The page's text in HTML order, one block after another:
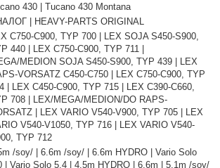
430 | Tucano 430 Montana
| HEAVY-PARTS ORIGINAL
C750-C900, TYP 700 | LEX SOJA S450-S900,
440 | LEX C750-C900, TYP 711 |
MEDION SOJA S450-S900, TYP 439 | LEX
VORSATZ C450-C750 | LEX C750-C900, TYP
| LEX C450-C900, TYP 715 | LEX C390-C660,
708 | LEX/MEGA/MEDION/DO RAPS-
| LEX VARIO V540-V900, TYP 705 | LEX
V540-V1050, TYP 716 | LEX VARIO V540-
TYP 712
/soy/ | 6.6m /soy/ | 6.6m HYDRO | Vario Solo
| Vario Solo 5.4 | 4.5m HYDRO | 6.6m | 5.1m /soy/